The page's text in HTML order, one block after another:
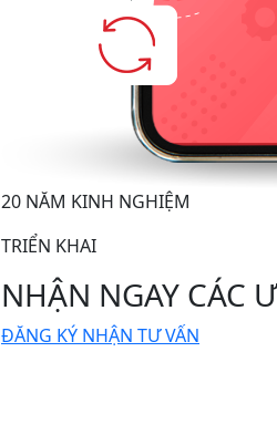
20 NĂM KINH NGHIỆM
TRIỂN KHAI
NHẬN NGAY CÁC
ĐĂNG KÝ NHẬN TƯ VẤN